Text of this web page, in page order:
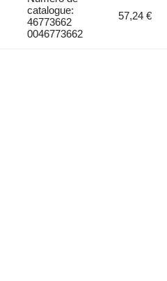
catalogue:
46773662
0046773662
57,24 €